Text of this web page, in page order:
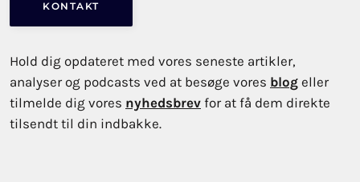
KONTAKT
Hold dig opdateret med vores seneste artikler,
analyser og podcasts ved at besøge vores blog eller
tilmelde dig vores nyhedsbrev for at få dem direkte
tilsendt til din indbakke.